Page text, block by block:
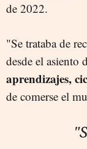
de 2022.
"Se trataba de
desde el asiento
aprendizajes,
de comerse el